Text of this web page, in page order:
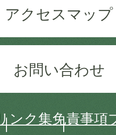
アクセスマップ
お問い合わせ
ンク集免責事項